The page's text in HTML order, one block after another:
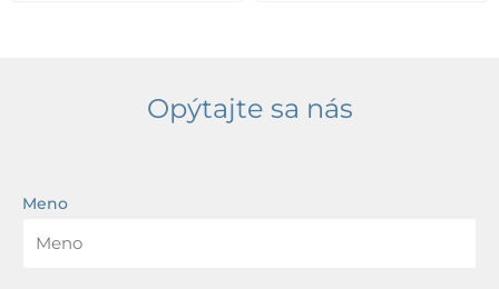
Opýtajte sa nás
Meno